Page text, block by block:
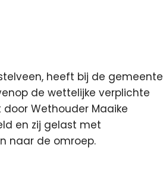
heeft bij de gemeente
de wettelijke verplichte
Wethouder Maaike
en zij gelast met
naar de omroep.